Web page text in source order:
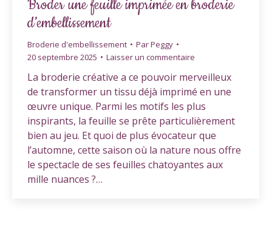
Broder une feuille imprimée en broderie
d’embellissement
Broderie d'embellissement ParPeggy
20 septembre 2025
Laisser un commentaire
La broderie créative a ce pouvoir merveilleux
de transformer un tissu déjà imprimé en une
œuvre unique. Parmi les motifs les plus
inspirants, la feuille se prête particulièrement
bien au jeu. Et quoi de plus évocateur que
l’automne, cette saison où la nature nous offre
le spectacle de ses feuilles chatoyantes aux
mille nuances ?…